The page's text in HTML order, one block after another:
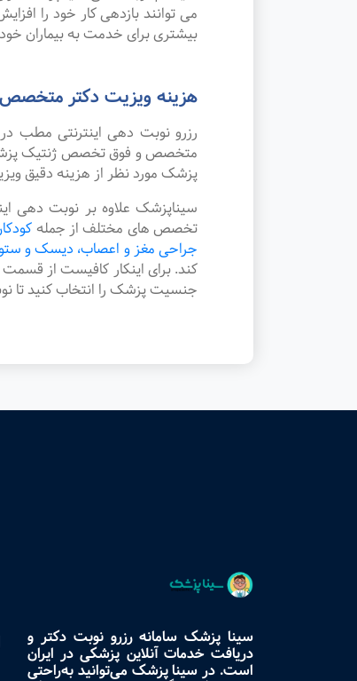
می توانند بازدهی کار خود را
بیشتری برای خدمت به بیماران
هزینه ویزیت دکتر
رزرو نوبت دهی اینترنتی مطب
متخصص و فوق تخصص ژنتیک پزشکی
پزشک مورد نظر از هزینه دقیق
سیناپزشک علاوه بر نوبت دهی
تخصص های مختلف از جمله
جراحی مغز و اعصاب، دیسک و
کند. برای اینکار کافیست از
جنسیت پزشک را انتخاب کنید تا
سینا پزشک سامانه رزرو نوبت دکتر و
دریافت خدمات آنلاین پزشکی در ایران
است. در سینا پزشک می‌توانید به‌راحتی